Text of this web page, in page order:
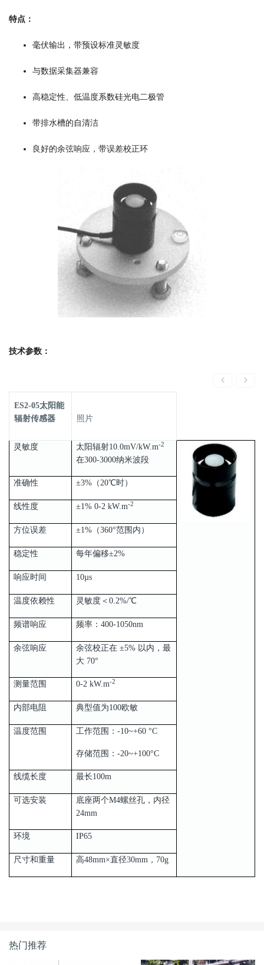
特点：
毫伏输出，带预设标准灵敏度
与数据采集器兼容
高稳定性、低温度系数硅光电二极管
带排水槽的自清洁
良好的余弦响应，带误差校正环
技术参数：
ES2-05太阳能
辐射传感器
照片
灵敏度 太阳辐射10.0mV/kW.m-2
在300-3000纳米波段
准确性 ±3%（20℃时）
线性度 ±1% 0-2 kW.m-2
方位误差 ±1%（360°范围内）
稳定性 每年偏移±2%
响应时间 10µs
温度依赖性 灵敏度＜0.2%/℃
频谱响应 频率：400-1050nm
余弦响应
余弦校正在 ±5% 以内，最
大 70°
测量范围 0-2 kW.m-2
内部电阻 典型值为100欧敏
温度范围 工作范围：-10~+60 °C
存储范围：-20~+100°C
线缆长度 最长100m
可选安装
底座两个M4螺丝孔，内径
24mm
环境 IP65
尺寸和重量 高48mm×直径30mm，70g
热门推荐